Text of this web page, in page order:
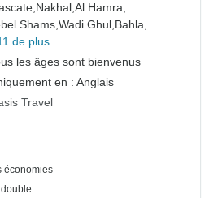
Nakhal,Al Hamra,
Shams,Wadi Ghul,Bahla,
de plus
les âges sont bienvenus
en : Anglais
Travel
économies